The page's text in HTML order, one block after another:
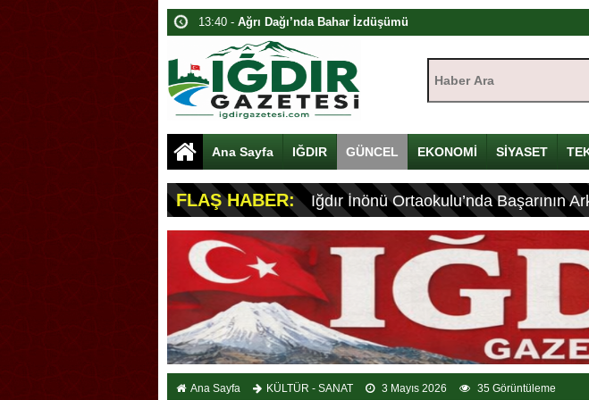
10:40 - Iğdır’da Dijital Medya Çalıştayı
13:40 -Davulcu, Paraları Toplamak İçin Davulunu Kırdı
15:40 - Akyumak’ta Traktörde Yangın
15:00 -Iğdır’da Traktör Yangını
09:40 -Karabatak Kolyesi: Iğdır’ın Geleneksel Mirası
16:00 - Iğdır’da Dolandırıcılık: 1.8 Milyon Lira!
09:40 -Iğdır’da Kamuda İş Vaadiyle Dolandırıcılık
22:00 -Iğdır’da İşe Yerleştirme Dolandırıcılığı
16:00 -TİGAD’ın 13. Dijital Medya Çalıştayı Iğdır’da başlıyor
Ana Sayfa IĞDIR GÜNCEL EKONOMİ SİYASET
FLAŞ HABER: Iğdır İnönü Ortaokulu’nda Başarının
Ana Sayfa KÜLTÜR - SANAT 3 Mayıs 2026 35 Görüntüleme